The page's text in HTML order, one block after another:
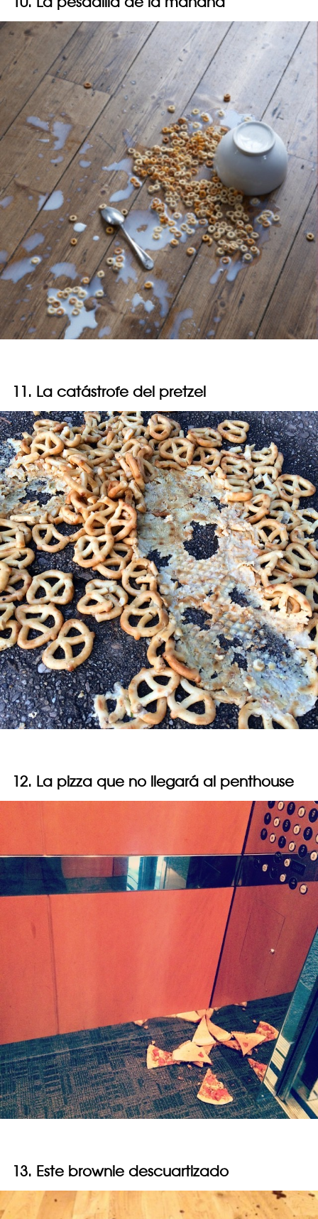
11. La catástrofe del pretzel
12. La pizza que no llegará al penthouse
13. Este brownie descuartizado